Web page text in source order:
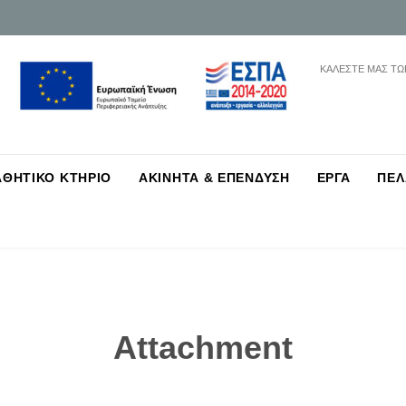
ΚΑΛΕΣΤΕ ΜΑΣ
to
ΚΤΗΡΙΟ ΑΚΙΝΗΤΑ & ΕΠΕΝΔΥΣΗ ΕΡΓΑ
Attachment